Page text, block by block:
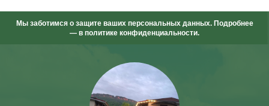
Мы заботимся о защите ваших персональных данных. Подробнее
— в политике конфиденциальности.